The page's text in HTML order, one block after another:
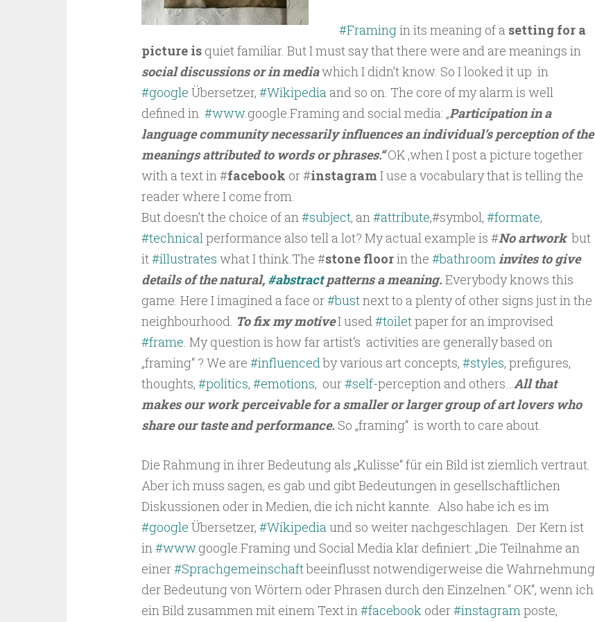
#Framingin its meaning of a setting for a
picture isquiet familiar. But I must say that there were and are meanings in
social discussions or in mediawhich I didn’t know. So I looked it up in
#google Übersetzer, #Wikipediaand so on. The core of my alarm is well
defined in #www.google.Framing and social media: „Participation in a
language community necessarily influences an individual’s perception of the
meanings attributed to words or phrases.“OK ,when I post a picture together
with a text in #facebook or #instagram I use a vocabulary that is telling the
reader where I come from.
But doesn’t the choice of an#subject, an#attribute,#symbol, #formate,
#technicalperformance also tell a lot? My actual example is #No artworkbut
it#illustrates what I think.The #stone floorin the #bathroominvites to give
details of the natural, #abstractpatterns a meaning. Everybody knows this
game. Here I imagined a face or#bustnext to a plenty of other signs just in the
neighbourhood. To fix my motiveI used#toiletpaper for an improvised
#frame. My question is how far artist‘s activities are generally based on
„framing“ ? We are #influencedby various art concepts, #styles, prefigures,
thoughts, #politics, #emotions, our#self-perception and others…All that
makes our work perceivable for a smaller or larger group of art lovers who
share our taste and performance. So „framing“ is worth to care about.
Die Rahmung in ihrer Bedeutung als „Kulisse“ für ein Bild ist ziemlich vertraut.
Aber ich muss sagen, es gab und gibt Bedeutungen in gesellschaftlichen
Diskussionen oder in Medien, die ich nicht kannte. Also habe ich es im
#google Übersetzer, #Wikipediaund so weiter nachgeschlagen. Der Kern ist
in#www.google.Framing und Social Media klar definiert: „Die Teilnahme an
einer#Sprachgemeinschaftbeeinflusst notwendigerweise die Wahrnehmung
der Bedeutung von Wörtern oder Phrasen durch den Einzelnen.“ OK“, wenn ich
ein Bild zusammen mit einem Text in#facebook oder#instagramposte,